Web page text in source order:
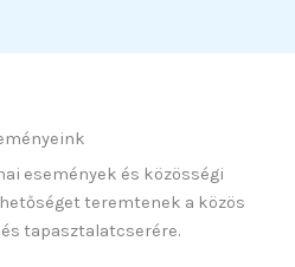
események és közösségi
teremtenek a közös
tapasztalatcserére.